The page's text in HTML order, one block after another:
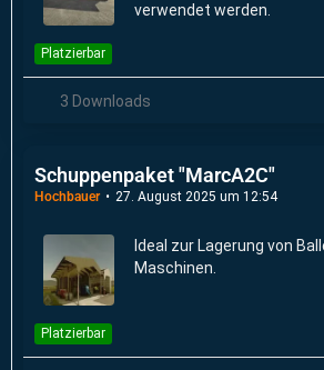
verwendet werden.
Platzierbar
3 Downloads
Schuppenpaket "MarcA2C"
Hochbauer 27. August 2025 um 12:54
Ideal zur Lagerung von
Maschinen.
Platzierbar